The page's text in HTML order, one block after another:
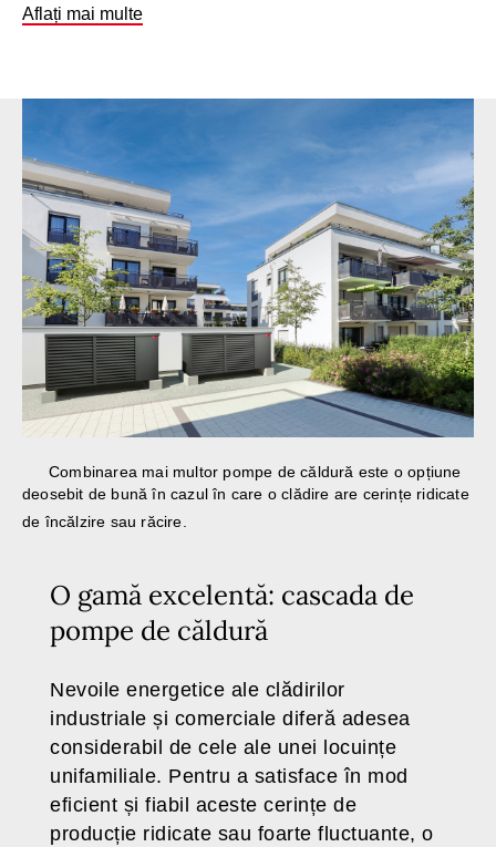
Aflați mai multe
Combinarea mai multor pompe de căldură este o opțiune
deosebit de bună în cazul în care o clădire are cerințe ridicate
de încălzire sau răcire.
O gamă excelentă: cascada de
pompe de căldură
Nevoile energetice ale clădirilor
industriale și comerciale diferă adesea
considerabil de cele ale unei locuințe
unifamiliale. Pentru a satisface în mod
eficient și fiabil aceste cerințe de
producție ridicate sau foarte fluctuante, o